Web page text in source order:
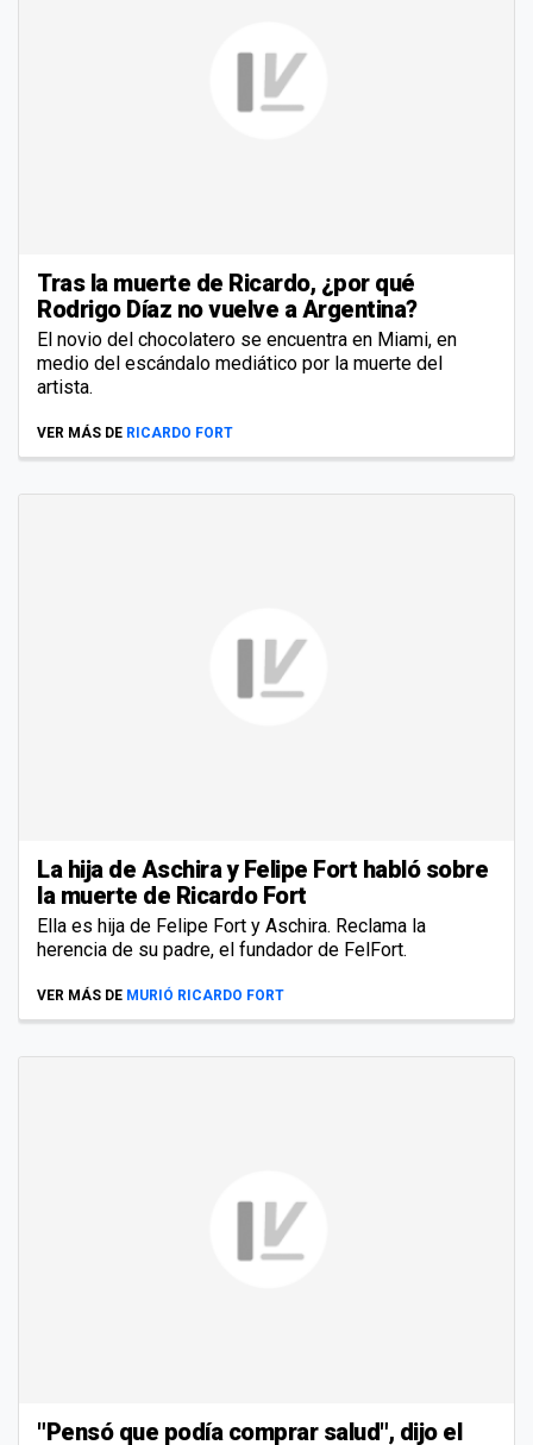
Tras la muerte de Ricardo, ¿por qué
Rodrigo Díaz no vuelve a Argentina?
El novio del chocolatero se encuentra en Miami, en
medio del escándalo mediático por la muerte del
artista.
VER MÁS DE RICARDO FORT
La hija de Aschira y Felipe Fort habló sobre
la muerte de Ricardo Fort
Ella es hija de Felipe Fort y Aschira. Reclama la
herencia de su padre, el fundador de FelFort.
VER MÁS DE MURIÓ RICARDO FORT
"Pensó que podía comprar salud", dijo el